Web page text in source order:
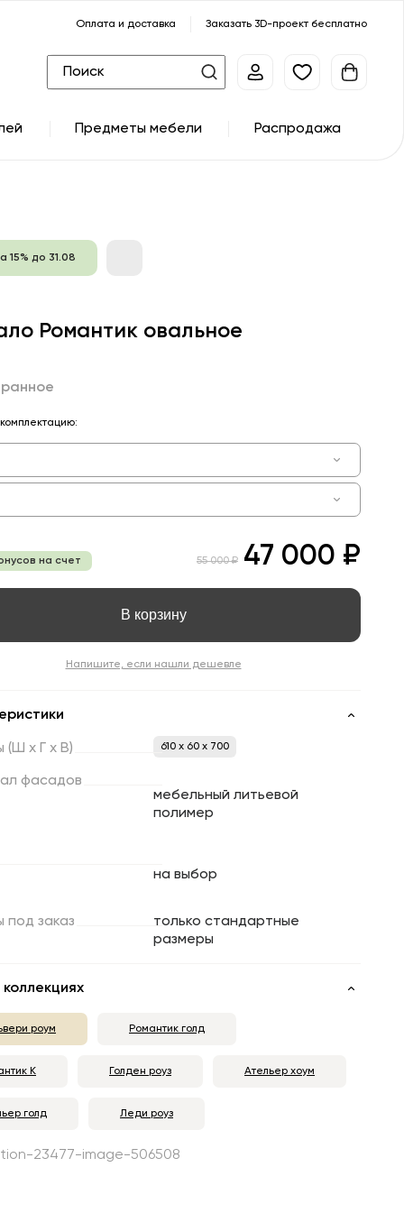
Оплата и доставка Заказать 3D-проект бесплатно
Предметы мебели Распродажа
15% до 31.08
Романтик овальное
на счет 55 000 ₽ 47 000 ₽
В корзину
Напишите, если нашли дешевле
(Ш х Г х В) 610 x 60 x 700
фасадов
мебельный литьевой
полимер
на выбор
под заказ
только стандартные
размеры
роум Романтик голд
К Голден роуз Ательер хоум
голд Леди роуз